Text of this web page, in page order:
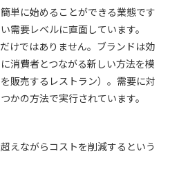
単に始めることができる業態です
需要レベルに直面しています。
けではありません。ブランドは効
消費者とつながる新しい方法を模
販売するレストラン）。需要に対
かの方法で実行されています。
えながらコストを削減するという